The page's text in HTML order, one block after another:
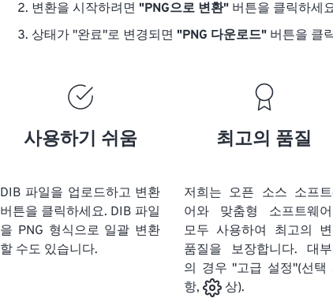
변환을 시작하려면 "PNG으로 변환" 버튼을 클릭하세
상태가 "완료"로 변경되면 "PNG 다운로드" 버튼을 클
사용하기 쉬움
DIB 파일을 업로드하고 변환
버튼을 클릭하세요. DIB 파일
을 PNG 형식으로 일괄 변환
할 수도 있습니다.
최고의 품질
저희는 오픈 소스 소프트
어와 맞춤형 소프트웨어
모두 사용하여 최고의
품질을 보장합니다. 대
의 경우 "고급 설정"(선택
항,
상).